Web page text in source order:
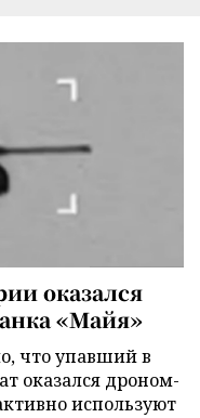
оказался
«Майя»
что упавший в
оказался дроном-
используют